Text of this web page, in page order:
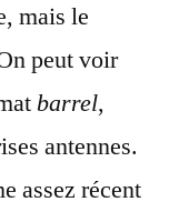
mais le
peut voir
barrel,
antennes.
assez récent